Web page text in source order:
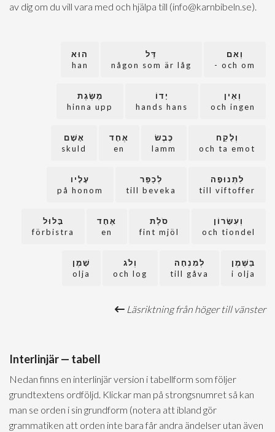
av dig om du vill vara med och hjälpa till (info@karnbibeln.se).
וְאִם
och om -
דַּל
någon som är låg
הוּא
han
וְאֵין
och ingen
יָדוֹ
hands hans
מַשֶּׂגֶת
hinna upp
וְלָקַח
och ta emot
כֶּבֶשׂ
lamm
אֶחָד
en
אָשָׁם
skuld
לִתְנוּפָה
till viftoffer
לְכַפֵּר
till beveka
עָלָיו
på honom
וְעִשָּׂרוֹן
och tiondel
סֹלֶת
fint mjöl
אֶחָד
en
בָּלוּל
förbistra
בַּשֶּׁמֶן
i olja
לְמִנְחָה
till gåva
וְלֹג
och log
שָׁמֶן
olja
Läsriktning från höger till vänster
Interlinjär — tabell
Nedan finns en interlinjär version i tabellform som följer
grundtextens ordföljd. Klickar man på strongsnumret så kan
man se orden i sin grundform (notera att ibland gör
grammatiken att orden inte bara får andra ändelser utan även